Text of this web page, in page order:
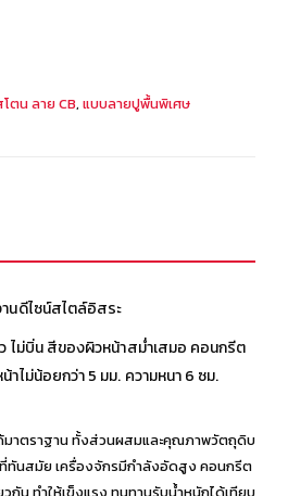
ตน ลาย CB, แบบลายปูพื้นพิเศษ
นดีไซน์สไตล์อิสระ
ไม่บิ่น สีของผิวหน้าสม่ำเสมอ คอนกรีต
ไม่น้อยกว่า 5 มม. ความหนา 6 ซม.
าตราฐาน ทั้งส่วนผสมและคุณภาพวัตถุดิบ
ทันสมัย เครื่องจักรมีกำลังอัดสูง คอนกรีต